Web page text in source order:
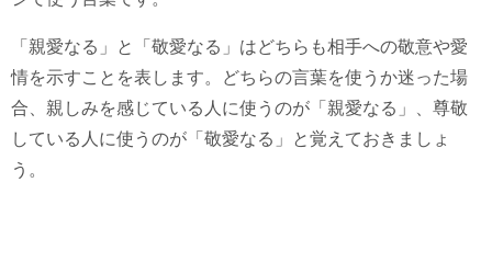
「親愛なる」と「敬愛なる」はどちらも相手への敬意や愛
情を示すことを表します。どちらの言葉を使うか迷った場
合、親しみを感じている人に使うのが「親愛なる」、尊敬
している人に使うのが「敬愛なる」と覚えておきましょ
う。